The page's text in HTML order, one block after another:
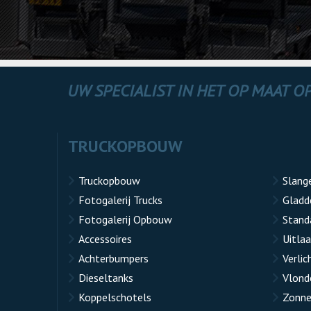
UW SPECIALIST IN HET OP MAAT
TRUCKOPBOUW
Truckopbouw
Fotogalerij Trucks
Fotogalerij Opbouw
Accessoires
Achterbumpers
Dieseltanks
Koppelschotels